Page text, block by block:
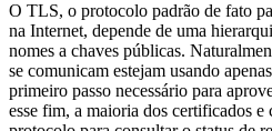
O TLS, o protocolo padrão de fato
na Internet, depende de uma
nomes a chaves públicas.
se comunicam estejam usando
primeiro passo necessário para
esse fim, a maioria dos certificados e